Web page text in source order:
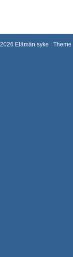
2026 Elämän syke |